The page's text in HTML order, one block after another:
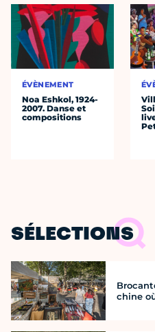
ÉVÈNEMENT
Noa Eshkol, 1924-
2007. Danse et
compositions
SÉLECTIONS
chine